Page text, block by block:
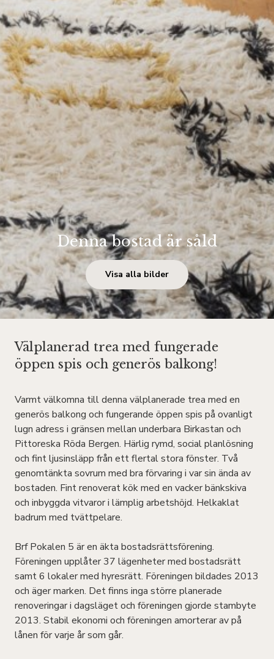
Denna bostad är såld
Visa alla bilder
Välplanerad trea med fungerade
öppen spis och generös balkong!
Varmt välkomna till denna välplanerade trea med en
generös balkong och fungerande öppen spis på ovanligt
lugn adress i gränsen mellan underbara Birkastan och
Pittoreska Röda Bergen. Härlig rymd, social planlösning
och fint ljusinsläpp från ett flertal stora fönster. Två
genomtänkta sovrum med bra förvaring i var sin ända av
bostaden. Fint renoverat kök med en vacker bänkskiva
och inbyggda vitvaror i lämplig arbetshöjd. Helkaklat
badrum med tvättpelare.
Brf Pokalen 5 är en äkta bostadsrättsförening.
Föreningen upplåter 37 lägenheter med bostadsrätt
samt 6 lokaler med hyresrätt. Föreningen bildades 2013
och äger marken. Det finns inga större planerade
renoveringar i dagsläget och föreningen gjorde stambyte
2013. Stabil ekonomi och föreningen amorterar av på
lånen för varje år som går.